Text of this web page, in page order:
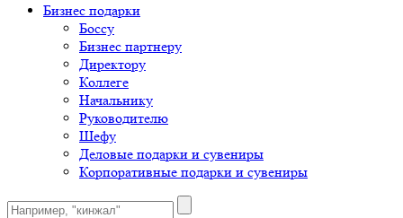
Бизнес подарки
Боссу
Бизнес партнеру
Директору
Коллеге
Начальнику
Руководителю
Шефу
Деловые подарки и сувениры
Корпоративные подарки и сувениры